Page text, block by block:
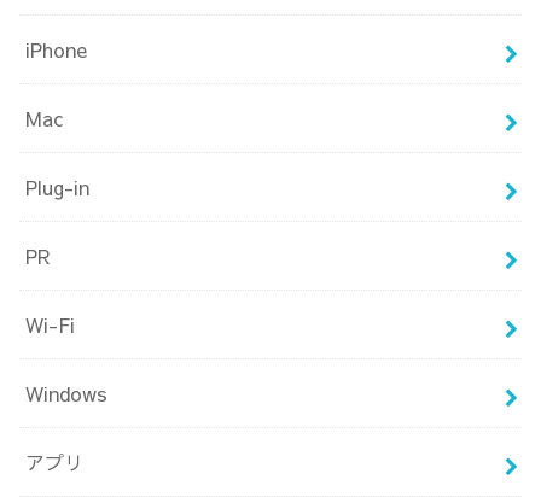
iPhone
Mac
Plug-in
PR
Wi-Fi
Windows
アプリ